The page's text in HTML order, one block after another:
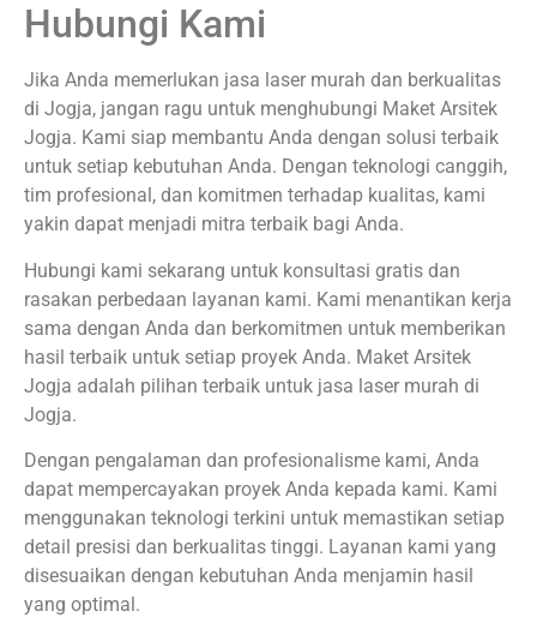
Hubungi Kami
Jika Anda memerlukan jasa laser murah dan berkualitas
di Jogja, jangan ragu untuk menghubungi Maket Arsitek
Jogja. Kami siap membantu Anda dengan solusi terbaik
untuk setiap kebutuhan Anda. Dengan teknologi canggih,
tim profesional, dan komitmen terhadap kualitas, kami
yakin dapat menjadi mitra terbaik bagi Anda.
Hubungi kami sekarang untuk konsultasi gratis dan
rasakan perbedaan layanan kami. Kami menantikan kerja
sama dengan Anda dan berkomitmen untuk memberikan
hasil terbaik untuk setiap proyek Anda. Maket Arsitek
Jogja adalah pilihan terbaik untuk jasa laser murah di
Jogja.
Dengan pengalaman dan profesionalisme kami, Anda
dapat mempercayakan proyek Anda kepada kami. Kami
menggunakan teknologi terkini untuk memastikan setiap
detail presisi dan berkualitas tinggi. Layanan kami yang
disesuaikan dengan kebutuhan Anda menjamin hasil
yang optimal.